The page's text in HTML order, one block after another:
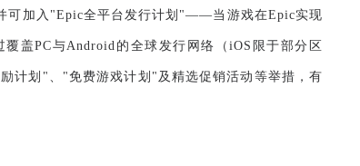
可加入 "Epic全平台发行计划 "——当游戏在Epic实现
覆盖PC与Android 的全球发行网络（iOS 限于部分区
计划 " "免费游戏计划 " 及精选促销活动等举措，有